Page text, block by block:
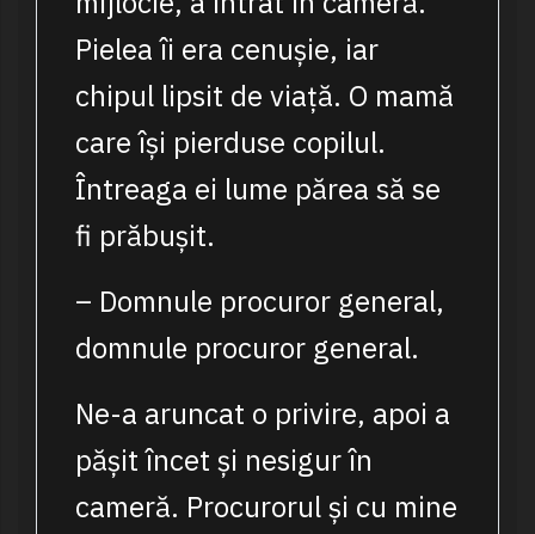
Pielea îi era cenușie, iar
chipul lipsit de viață. O mamă
care își pierduse copilul.
Întreaga ei lume părea să se
fi prăbușit.
– Domnule procuror general,
domnule procuror general.
Ne-a aruncat o privire, apoi a
pășit încet și nesigur în
cameră. Procurorul și cu mine